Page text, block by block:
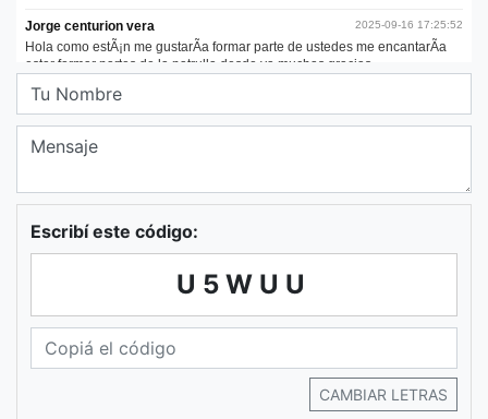
Escribí este código:
U5WUU
CAMBIAR LETRAS